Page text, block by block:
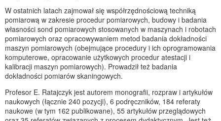
W ostatnich latach zajmował się współrzędnościową techniką
pomiarową w zakresie procedur pomiarowych, budowy i badania
własności sond pomiarowych stosowanych w maszynach i robotach
pomiarowych oraz opracowywaniem metod badania dokładności
maszyn pomiarowych (obejmujące procedury i ich oprogramowania
komputerowe, opracowanie użytkowych procedur atestacji i
kalibracji maszyn pomiarowych). Prowadził też badania
dokładności pomiarów skaningowych.
Profesor E. Ratajczyk jest autorem monografii, rozpraw i artykułów
naukowych (łącznie 240 pozycji), 6 podręczników, 184 referaty
naukowe (w tym 162 publikowane), 55 artykułów przeglądowych